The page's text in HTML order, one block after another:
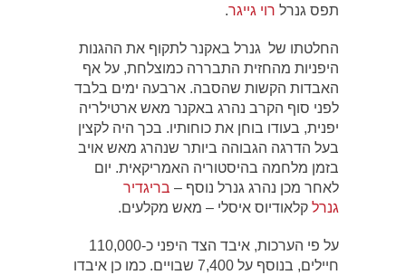
תפס גנרל רוי גייגר .
החלטתו של גנרל באקנר לתקוף את ההגנות
היפניות מהחזית התבררה כמוצלחת, על אף
האבדות הקשות שהסבה. ארבעה ימים בלבד
לפני סוף הקרב נהרג באקנר מאש ארטילריה
יפנית, בעודו בוחן את כוחותיו. בכך היה לקצין
בעל הדרגה הגבוהה ביותר שנהרג מאש אויב
בזמן מלחמה בהיסטוריה האמריקאית. יום
לאחר מכן נהרג גנרל נוסף –בריגדיר
קלאודיוס איסלי – מאש מקלעים.
על פי הערכות, איבד הצד היפני כ-110,000
חיילים, בנוסף על 7,400 שבויים. כמו כן איבדו